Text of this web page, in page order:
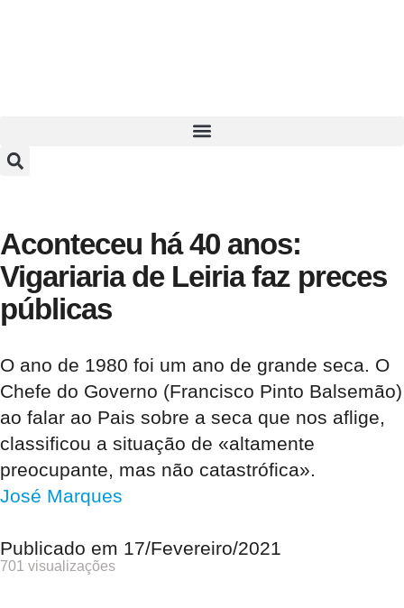
Aconteceu há 40 anos:
Vigariaria de Leiria faz preces
públicas
O ano de 1980 foi um ano de grande seca. O
Chefe do Governo (Francisco Pinto Balsemão)
ao falar ao Pais sobre a seca que nos aflige,
classificou a situação de «altamente
preocupante, mas não catastrófica».
José Marques
Publicado em 17/Fevereiro/2021
701 visualizações